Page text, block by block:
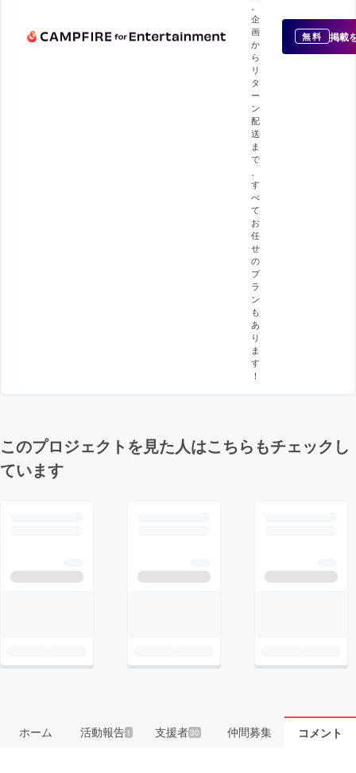
企
画
か
ら
リ
タ
ー
ン
配
送
ま
で
す
べ
て
お
任
せ
の
プ
ラ
ン
も
あ
り
ま
す
！
無料 掲載
このプロジェクトを見た人はこちらもチェックし
ています
ホーム 活動報告1 支援者30 仲間募集 コメント